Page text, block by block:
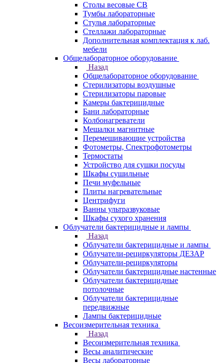
Столы весовые СВ
Тумбы лабораторные
Стулья лабораторные
Стеллажи лабораторные
Дополнительная комплектация к лаб.
мебели
Общелабораторное оборудование
Назад
Общелабораторное оборудование
Стерилизаторы воздушные
Стерилизаторы паровые
Камеры бактерицидные
Бани лабораторные
Колбонагреватели
Мешалки магнитные
Перемешивающие устройства
Фотометры, Спектрофотометры
Термостаты
Устройство для сушки посуды
Шкафы сушильные
Печи муфельные
Плиты нагревательные
Центрифуги
Ванны ультразвуковые
Шкафы сухого хранения
Облучатели бактерицидные и лампы
Назад
Облучатели бактерицидные и лампы
Облучатели-рециркуляторы ДЕЗАР
Облучатели-рециркуляторы
Облучатели бактерицидные настенные
Облучатели бактерицидные
потолочные
Облучатели бактерицидные
передвижные
Лампы бактерицидные
Весоизмерительная техника
Назад
Весоизмерительная техника
Весы аналитические
Весы лабораторные